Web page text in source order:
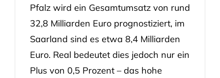
Pfalz wird ein Gesamtumsatz von rund
32,8 Milliarden Euro prognostiziert, im
Saarland sind es etwa 8,4 Milliarden
Euro. Real bedeutet dies jedoch nur ein
Plus von 0,5 Prozent – das hohe